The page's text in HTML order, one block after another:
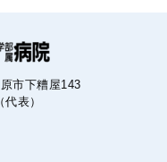
市下糟屋143
表）